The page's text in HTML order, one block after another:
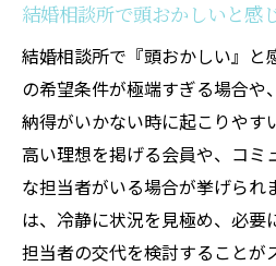
結婚相談所で頭おかしいと感
結婚相談所で『頭おかしい』と
の希望条件が極端すぎる場合や
納得がいかない時に起こりやす
高い理想を掲げる会員や、コミ
な担当者がいる場合が挙げられ
は、冷静に状況を見極め、必要
担当者の交代を検討することが